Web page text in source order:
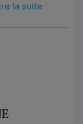
la suite